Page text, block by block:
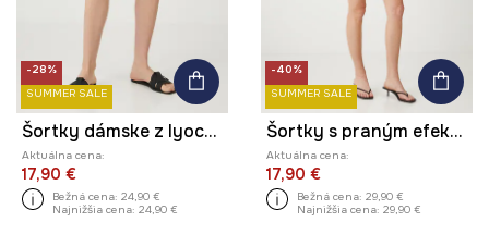
-28%
SUMMER SALE
Šortky dámske z lyocellu hladké
Aktuálna cena:
17,90 €
Bežná cena: 24,90 €
Najnižšia cena: 24,90 €
-40%
SUMMER SALE
Šortky s praným efektom modrá farba
Aktuálna cena:
17,90 €
Bežná cena: 29,90 €
Najnižšia cena: 29,90 €